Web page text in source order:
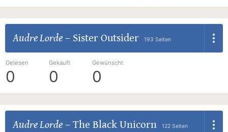
Audre Lorde– Sister Outsider 193 Seiten
Gelesen
0
Gekauft
0
Gewünscht
0
Audre Lorde– The Black Unicorn 122 Seiten